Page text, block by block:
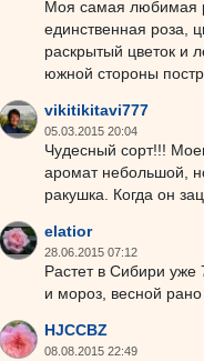
Моя самая любимая
единственная роза,
раскрытый цветок и
южной стороны
vikitikitavi777
05.03.2015 20:04
Чудесный сорт!!!
аромат небольшой,
ракушка. Когда он
elatior
28.06.2015 07:12
Растет в Сибири
и мороз, весной рано
HJCCBZ
08.08.2015 22:49